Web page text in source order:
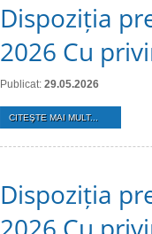
Dispoziția
2026 Cu
Publicat: 29.05.2026
CITEŞTE MAI MULT...
Dispoziția